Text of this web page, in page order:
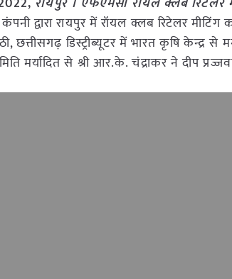
कंपनी द्वारा रायपुर में रॉयल क्लब रिटेलर
छत्तीसगढ़ डिस्ट्रीब्यूटर में भारत कृषि
मर्यादित से श्री आर.के. चंद्राकर ने दीप